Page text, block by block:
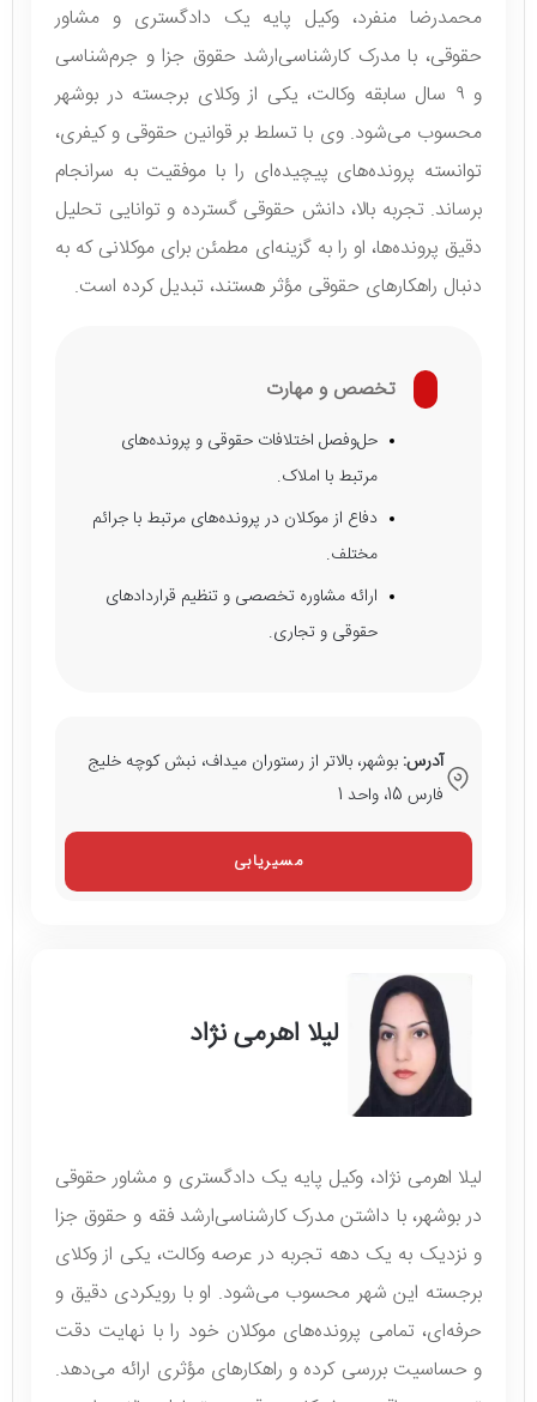
محمدرضا منفرد، وکیل پایه یک دادگستری و مشاور
حقوقی، با مدرک کارشناسی‌ارشد حقوق جزا و جرم‌شناسی
و ۹ سال سابقه وکالت، یکی از وکلای برجسته در بوشهر
محسوب می‌شود. وی با تسلط بر قوانین حقوقی و کیفری،
توانسته پرونده‌های پیچیده‌ای را با موفقیت به سرانجام
برساند. تجربه بالا، دانش حقوقی گسترده و توانایی تحلیل
دقیق پرونده‌ها، او را به گزینه‌ای مطمئن برای موکلانی که به
دنبال راهکارهای حقوقی مؤثر هستند، تبدیل کرده است.
تخصص و مهارت
حل‌وفصل اختلافات حقوقی و پرونده‌های
مرتبط با املاک.
دفاع از موکلان در پرونده‌های مرتبط با جرائم
مختلف.
ارائه مشاوره تخصصی و تنظیم قراردادهای
حقوقی و تجاری.
آدرس: بوشهر، بالاتر از رستوران میداف، نبش کوچه خلیج‌
فارس 15، واحد 1
مسیریابی
لیلا اهرمی نژاد
لیلا اهرمی نژاد، وکیل پایه یک دادگستری و مشاور حقوقی
در بوشهر، با داشتن مدرک کارشناسی‌ارشد فقه و حقوق جزا
و نزدیک به یک دهه تجربه در عرصه وکالت، یکی از وکلای
برجسته این شهر محسوب می‌شود. او با رویکردی دقیق و
حرفه‌ای، تمامی پرونده‌های موکلان خود را با نهایت دقت
و حساسیت بررسی کرده و راهکارهای مؤثری ارائه می‌دهد.